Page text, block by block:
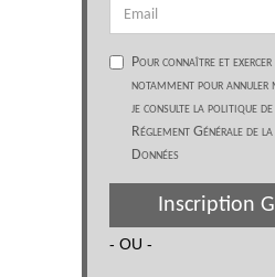
Pour connaître et
notamment pour annuler
je consulte la politique de
Réglement Générale de
Données
Inscription
- OU -